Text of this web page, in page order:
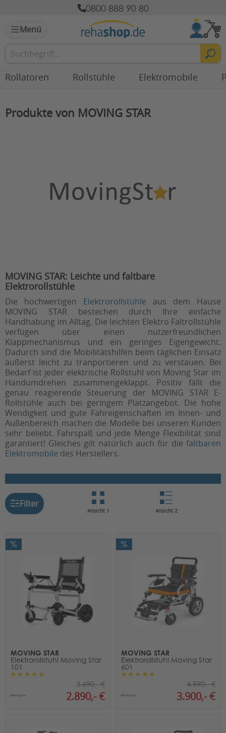
0800 888 90 80
Menü
Rollatoren Rollstühle Elektromobile
Produkte von MOVING STAR
MOVING STAR: Leichte und faltbare
Elektrorollstühle
Die hochwertigen Elektrorollstühle aus dem Hause
MOVING STAR bestechen durch Ihre einfache
Handhabung im Alltag. Die leichten Elektro Faltrollstühle
verfügen über einen nutzerfreundlichen
Klappmechanismus und ein geringes Eigengewicht.
Dadurch sind die Mobilitätshilfen beim täglichen Einsatz
äußerst leicht zu tranportieren und zu verstauen. Bei
Bedarf ist jeder elektrische Rollstuhl von Moving Star im
Handumdrehen zusammengeklappt. Positiv fällt die
genau reagierende Steuerung der MOVING STAR E-
Rollstühle auch bei geringem Platzangebot. Die hohe
Wendigkeit und gute Fahreigenschaften im Innen- und
Außenbereich machen die Modelle bei unseren Kunden
sehr beliebt. Fahrspaß und jede Menge Flexibilität sind
garantiert! Gleiches gilt natürlich auch für die faltbaren
Elektromobile des Herstellers.
Filter
Ansicht 1 Ansicht 2
MOVING STAR
Elektrorollstuhl Moving Star
101
2.890,- €
3.690,- €
MOVING STAR
Elektrorollstuhl Moving Star
601
3.900,- €
4.990,- €